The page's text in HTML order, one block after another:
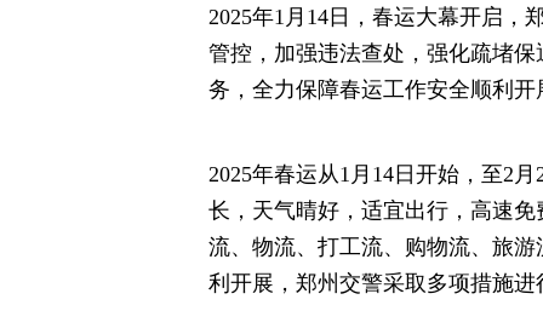
2025年1月14日，春运大幕开启，
管控，加强违法查处，强化疏堵
务，全力保障春运工作安全顺利开
2025年春运从1月14日开始，至2
长，天气晴好，适宜出行，高速
流、物流、打工流、购物流、旅
利开展，郑州交警采取多项措施